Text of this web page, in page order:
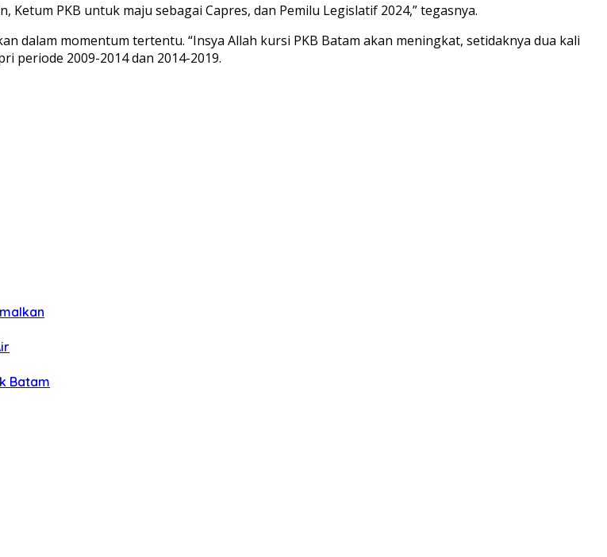
PKB untuk maju sebagai Capres, dan Pemilu Legislatif 2024,” tegasnya.
dalam momentum tertentu. “Insya Allah kursi PKB Batam akan meningkat, setidaknya dua kali
periode 2009-2014 dan 2014-2019.
Batam